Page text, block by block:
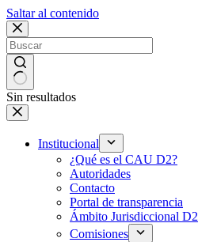
Saltar al contenido
Sin resultados
Institucional
¿Qué es el CAU D2?
Autoridades
Contacto
Portal de transparencia
Ámbito Jurisdiccional D2
Comisiones